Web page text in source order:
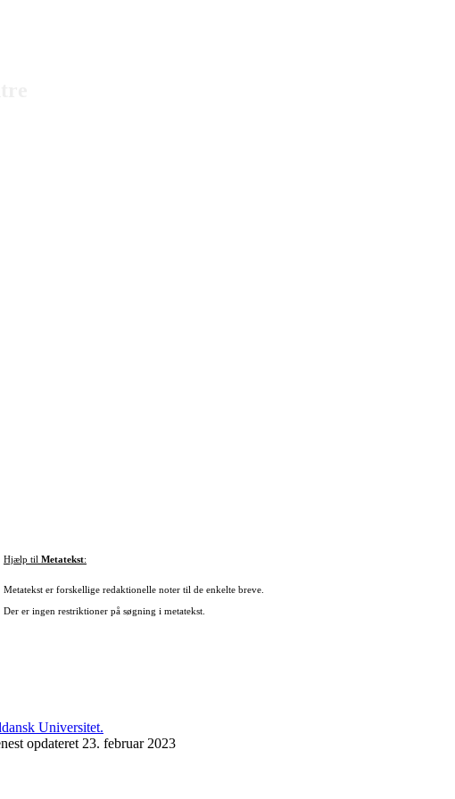
Hjælp til Metatekst:
Metatekst er forskellige redaktionelle noter til de enkelte breve.
Der er ingen restriktioner på søgning i metatekst.
opdateret 23. februar 2023